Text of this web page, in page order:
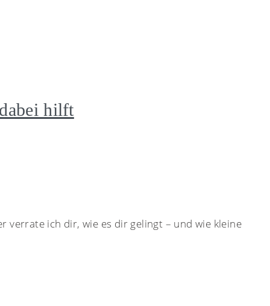
hilft
verrate ich dir, wie es dir gelingt – und wie kleine